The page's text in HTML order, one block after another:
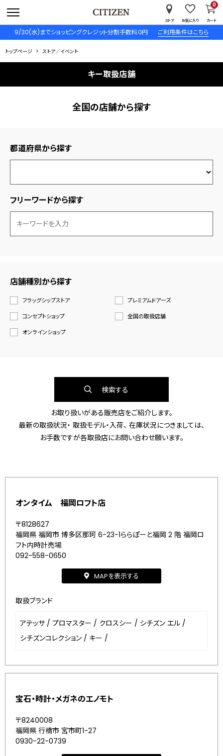
9/30(水)までショッピングクレジット分割手数料０円 ご利用条件はこちら
ストア お気に入り カート
0
トップページ ストア／イベント
キー取扱店舗
全国の店舗から探す
都道府県から探す
フリーワードから探す
店舗種別から探す
フラッグシップストア
プレミアムドアーズ
コンセプトショップ
全国の取扱店舗
オンラインショップ
検索する
お取り扱いがある販売店をご紹介します。
最新の取扱状況・ 取扱モデル・入荷、 在庫状況につきましては、
お手数ですが各取扱店にお問い合わせ願います。
オンタイム 福岡ロフト店
〒8128627
福岡県 福岡市 博多区那珂 6-23-1ららぽーと福岡 2 階 福岡ロ
フト内時計売場
092-558-0650
MAPを表示する
取扱ブランド
アテッサ / プロマスター / クロスシー / シチズン エル /
シチズンコレクション / キー /
宝石・時計・メガネのエノモト
〒8240008
福岡県 行橋市 宮市町1-27
0930-22-0739